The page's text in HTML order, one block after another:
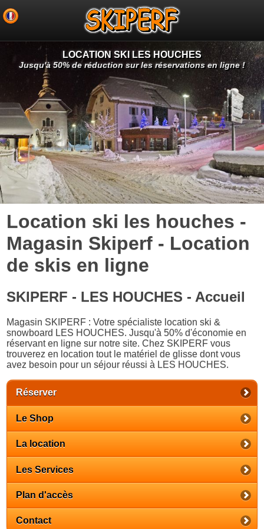
LOCATION SKI LES HOUCHES
Jusqu'à 50% de réduction sur les réservations en ligne !
Location ski les houches -
Magasin Skiperf - Location
de skis en ligne
SKIPERF - LES HOUCHES - Accueil
Magasin SKIPERF : Votre spécialiste location ski &
snowboard LES HOUCHES. Jusqu'à 50% d'économie en
réservant en ligne sur notre site. Chez SKIPERF vous
trouverez en location tout le matériel de glisse dont vous
avez besoin pour un séjour réussi à LES HOUCHES.
Réserver
Le Shop
La location
Les Services
Plan d'accès
Contact